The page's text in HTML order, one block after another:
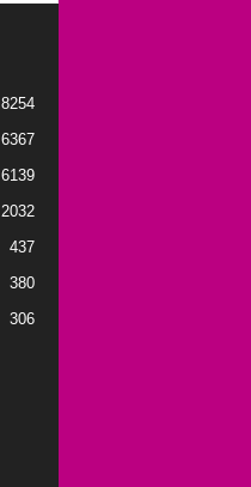
8254
6367
6139
2032
437
380
306